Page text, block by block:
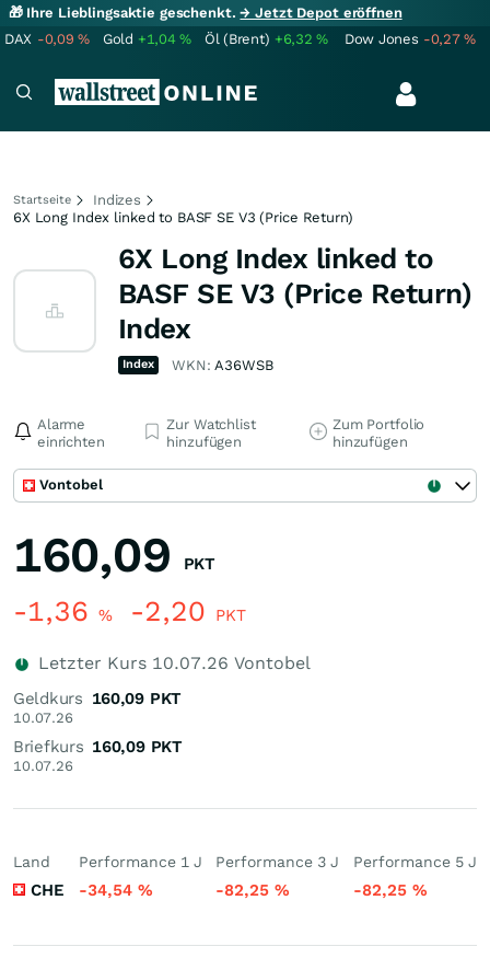
🎁 Ihre Lieblingsaktie geschenkt.→ Jetzt Depot eröffnen
DAX -0,09% Gold +1,04% Öl (Brent) +6,32% Dow Jones -0,27%
Startseite
Indizes
6X Long Index linked to BASF SE V3 (Price Return)
6X Long Index linked to
BASF SE V3 (Price Return)
Index
Index WKN:A36WSB
Alarme
einrichten
Zur Watchlist
hinzufügen
Zum Portfolio
hinzufügen
Vontobel
160,09 PKT
-1,36 % -2,20 PKT
Letzter Kurs 10.07.26 Vontobel
Geldkurs
10.07.26
160,09 PKT
Briefkurs
10.07.26
160,09 PKT
Land
CHE
Performance 1 J
-34,54 %
Performance 3 J
-82,25%
Performance 5 J
-82,25 %